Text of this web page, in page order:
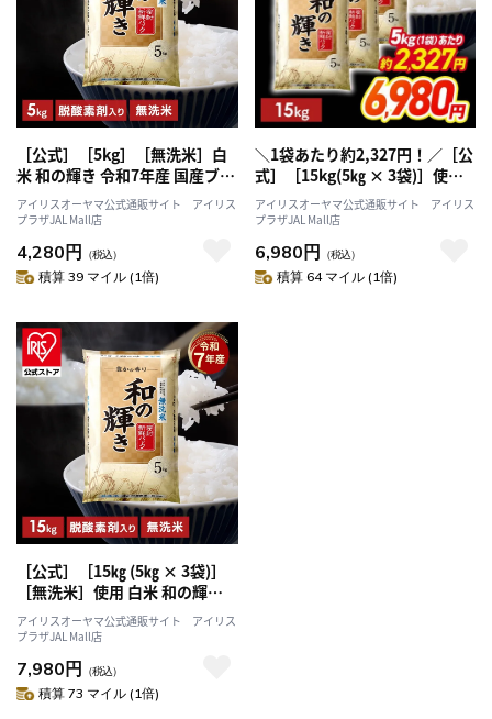
［公式］［5kg］［無洗米］白
米 和の輝き 令和7年産 国産ブレ
ンド 密封新鮮パック 脱酸素剤
低温製法米 アイリスオーヤマ
アイリスオーヤマ公式通販サイト アイリス
プラザJAL Mall店
4,280円 （税込）
積算 39 マイル (1倍)
＼1袋あたり約2,327円！／［公
式］［15kg(5㎏ × 3袋)］使用
白米 和の輝き 令和7年産 国産ブ
レンド 密封新鮮パック 脱酸素
マ
アイリスオーヤマ公式通販サイト アイリス
プラザJAL Mall店
6,980円 （税込）
積算 64 マイル (1倍)
［公式］［15㎏ (5㎏ × 3袋)］
［無洗米］使用 白米 和の輝き
令和7年産 国産ブレンド 密封新
鮮パック 脱酸素剤 低温製法米
アイリスオーヤマ公式通販サイト アイリス
プラザJAL Mall店
7,980円 （税込）
積算 73 マイル (1倍)